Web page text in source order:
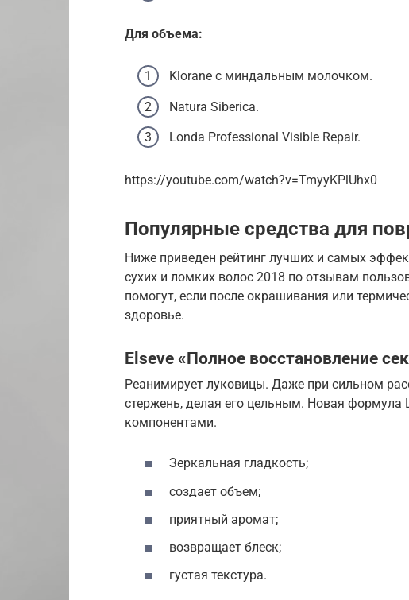
Для объема:
Klorane с миндальным молочком.
Natura Siberica.
Londa Professional Visible Repair.
https://youtube.com/watch?v=TmyyKPlUhx0
Популярные средства для
Ниже приведен рейтинг лучших и самых
сухих и ломких волос 2018 по отзывам
помогут, если после окрашивания или
здоровье.
Elseve «Полное восстановление
Реанимирует луковицы. Даже при сильном
стержень, делая его цельным. Новая формула
компонентами.
Зеркальная гладкость;
создает объем;
приятный аромат;
возвращает блеск;
густая текстура.